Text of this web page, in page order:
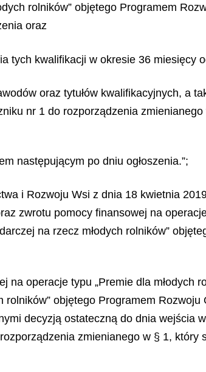
rolników” objętego Programem
oraz
tych kwalifikacji w okresie 36
oraz tytułów kwalifikacyjnych, a
nr 1 do rozporządzenia
następującym po dniu ogłoszenia.”;
i Rozwoju Wsi z dnia 18 kwietnia
zwrotu pomocy finansowej na
na rzecz młodych rolników”
na operacje typu „Premie dla młodych
rolników” objętego Programem
decyzją ostateczną do dnia wejścia
zmienianego w § 1,